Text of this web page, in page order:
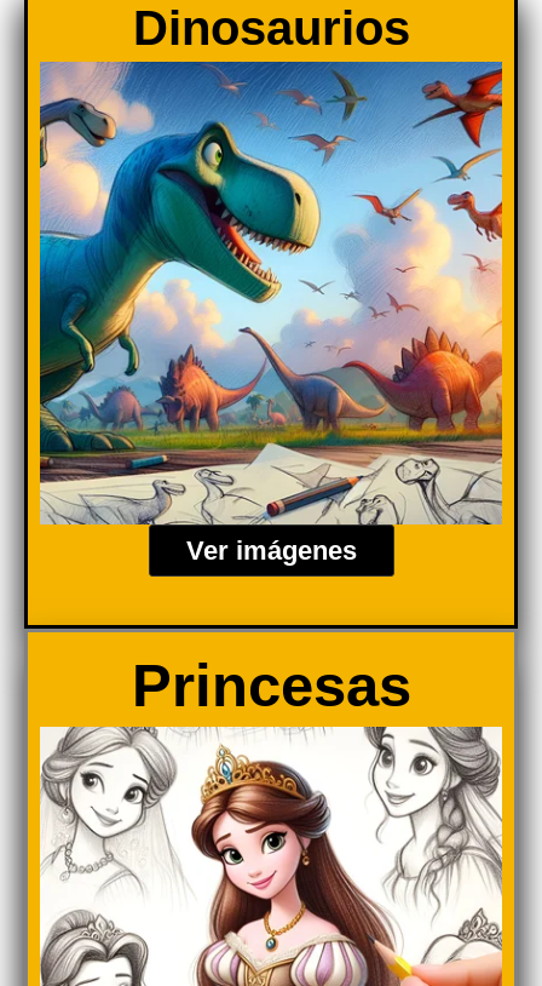
Dinosaurios
Ver imágenes
Princesas